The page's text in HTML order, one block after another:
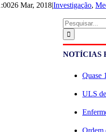
26 Mar, 2018|Investigação,
Pesquisar
NOTÍCIAS
Quase
ULS
Ordem